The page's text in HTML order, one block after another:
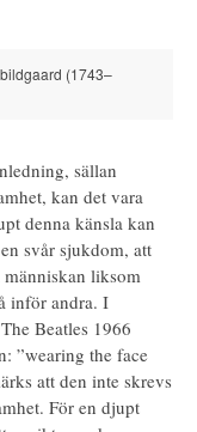
(1743–
sällan
kan det vara
denna känsla kan
svår sjukdom, att
människan liksom
inför andra. I
Beatles 1966
”wearing the face
att den inte skrevs
För en djupt